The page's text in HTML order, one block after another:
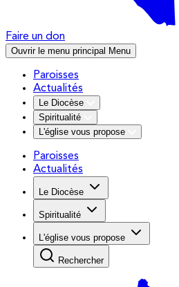
Faire un don
Ouvrir le menu principal Menu
Paroisses
Actualités
Le Diocèse
Spiritualité
L'église vous propose
Paroisses
Actualités
Le Diocèse
Spiritualité
L'église vous propose
Rechercher